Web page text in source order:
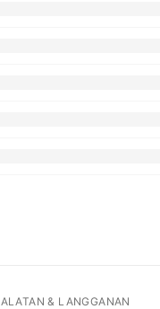
ALATAN & LANGGANAN